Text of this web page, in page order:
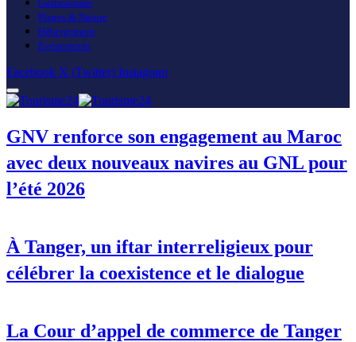
Gastronomie
Plages & Nature
Hébergement
Événements
Facebook X (Twitter) Instagram
GNV renforce son engagement au Maroc
avec deux nouveaux navires au GNL pour
l’été 2026
À Tanger, un iftar interreligieux pour
célébrer la coexistence et le dialogue
La Cour d’appel de commerce de Tanger